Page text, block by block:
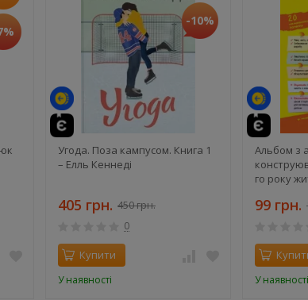
-10%
Угода. Поза кампусом. Книга 1
– Елль Кеннеді
405 грн. 450 грн.
0
Купити
У наявності
Альбом з
го року
99 грн.
У наявності